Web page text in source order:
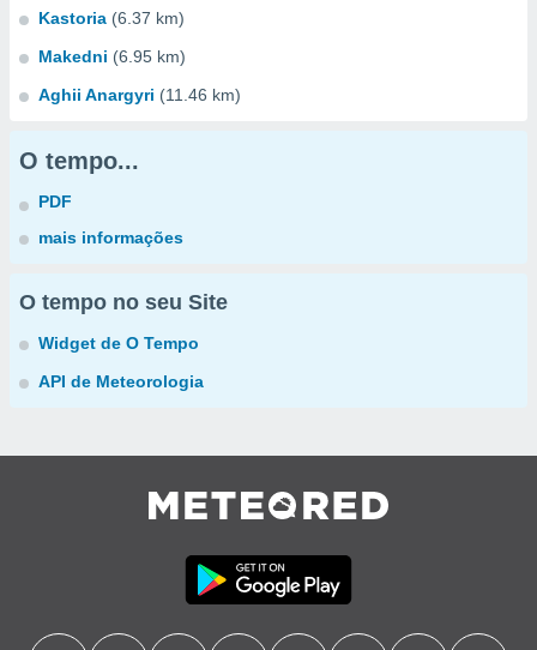
Kastoria (6.37 km)
Makedni (6.95 km)
Aghii Anargyri (11.46 km)
O tempo...
PDF
mais informações
O tempo no seu Site
Widget de O Tempo
API de Meteorologia